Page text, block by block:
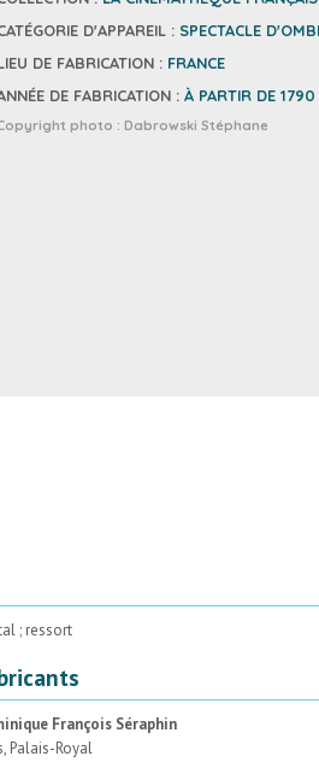
D'APPAREIL : SPECTACLE
DE FABRICATION : FRANCE
DE FABRICATION : À PARTIR DE 1790
photo : Dabrowski Stéphane
; ressort
François Séraphin
Palais-Royal